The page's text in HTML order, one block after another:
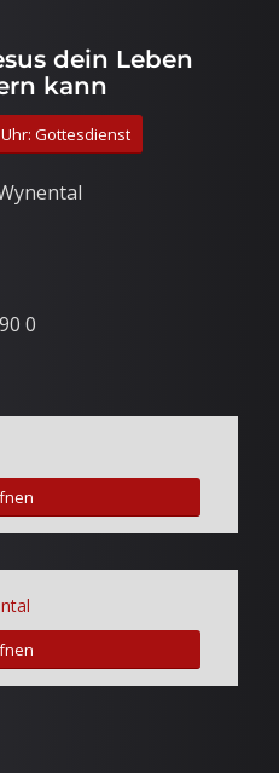
dein Leben
kann
Uhr: Gottesdienst
0